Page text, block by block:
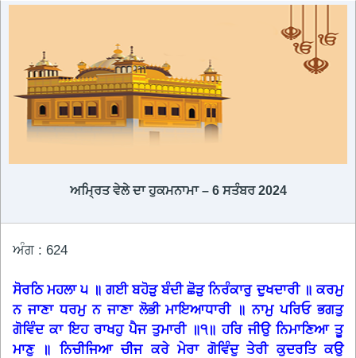
ਅਮ੍ਰਿਤ ਵੇਲੇ ਦਾ ਹੁਕਮਨਾਮਾ – 6 ਸਤੰਬਰ 2024
ਅੰਗ : 624
ਸੋਰਠਿ ਮਹਲਾ ੫ ॥ ਗਈ ਬਹੋੜੁ ਬੰਦੀ ਛੋੜੁ ਨਿਰੰਕਾਰੁ ਦੁਖਦਾਰੀ ॥ ਕਰਮੁ
ਨ ਜਾਣਾ ਧਰਮੁ ਨ ਜਾਣਾ ਲੋਭੀ ਮਾਇਆਧਾਰੀ ॥ ਨਾਮੁ ਪਰਿਓ ਭਗਤੁ
ਗੋਵਿੰਦ ਕਾ ਇਹ ਰਾਖਹੁ ਪੈਜ ਤੁਮਾਰੀ ॥੧॥ ਹਰਿ ਜੀਉ ਨਿਮਾਣਿਆ ਤੂ
ਮਾਣੁ ॥ ਨਿਚੀਜਿਆ ਚੀਜ ਕਰੇ ਮੇਰਾ ਗੋਵਿੰਦੁ ਤੇਰੀ ਕੁਦਰਤਿ ਕਉ